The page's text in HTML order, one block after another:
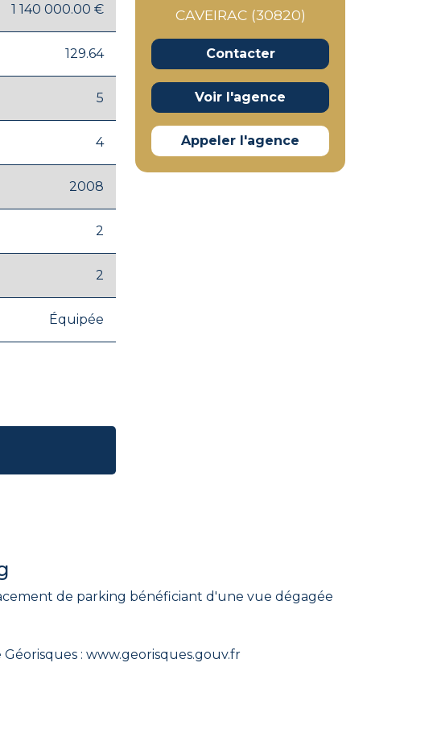
1 140 000.00 €
129.64
5
4
2008
2
2
Équipée
CAVEIRAC (30820)
Contacter
Voir l'agence
Appeler l'agence
de parking bénéficiant d'une vue dégagée
: www.georisques.gouv.fr